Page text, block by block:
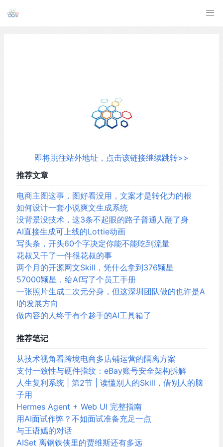
即将跳往站外地址，点击该链接继续跳转>>
推荐文章
电商主图这事，图好看没用，文案才是转化力的根
如何设计一套小说爽文生成系统
没背景没技术，这3条不起眼的路子普通人翻了身
AI直接生成可上线的Lottie动画
写头条，开头60个字决定你能不能吃到流量
花叔又干了一件很花叔的事
两个月的开源网文Skill，凭什么拿到376颗星
57000颗星，给AI写了个员工手册
一张照片生成二次元分身，但这深圳团队做的也许是A
I的发展方向
做内容的人终于有个趁手的AI工具箱了
推荐笔记
从技术视角看跨境电商多店铺运营的隔离方案
支付一致性与硬件指纹：eBay账号安全架构拆解
人生复利系统 | 第2节 | 读懂别人的Skill，借别人的脑
子用
Hermes Agent + Web UI 完整指南
用AI面试作弊？不如面试准备充足一点
与王语嫣的对话
AISet 离钢铁侠里的贾维斯还有多远